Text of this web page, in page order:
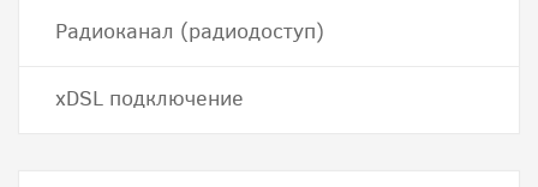
Радиоканал (радиодоступ)
хDSL подключение